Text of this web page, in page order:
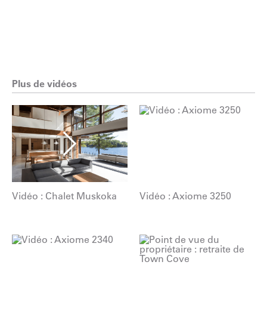
Plus de vidéos
Vidéo : Chalet Muskoka Vidéo : Axiome 3250